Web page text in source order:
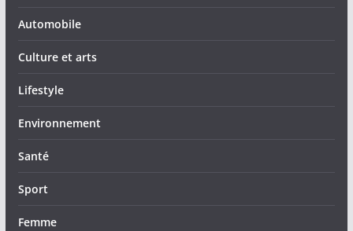
Automobile
Culture et arts
Lifestyle
Environnement
Santé
Sport
Femme